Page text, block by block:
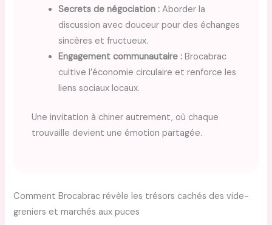
Secrets de négociation : Aborder la
discussion avec douceur pour des échanges
sincères et fructueux.
Engagement communautaire : Brocabrac
cultive l’économie circulaire et renforce les
liens sociaux locaux.
Une invitation à chiner autrement, où chaque
trouvaille devient une émotion partagée.
Comment Brocabrac révèle les trésors cachés des vide-
greniers et marchés aux puces